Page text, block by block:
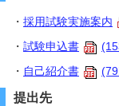
・ 採用試験実施案内
・ 試験申込書
・ 自己紹介書
提出先